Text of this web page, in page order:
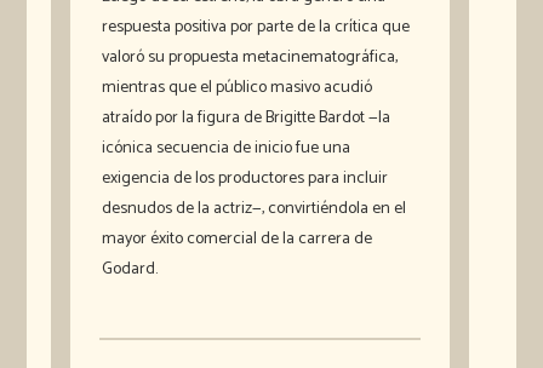
respuesta positiva por parte de la crítica que
valoró su propuesta metacinematográfica,
mientras que el público masivo acudió
atraído por la figura de Brigitte Bardot —la
icónica secuencia de inicio fue una
exigencia de los productores para incluir
desnudos de la actriz—, convirtiéndola en el
mayor éxito comercial de la carrera de
Godard.